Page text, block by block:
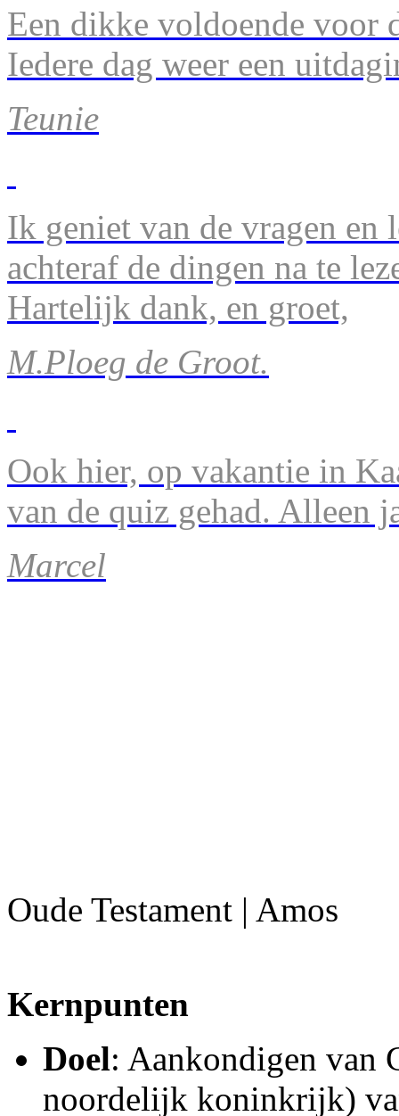
Een dikke voldoende voor
Iedere dag weer een
Teunie
Ik geniet van de vragen en
achteraf de dingen na te
Hartelijk dank, en groet,
M.Ploeg de Groot.
Ook hier, op vakantie in
van de quiz gehad. Alleen
Marcel
Oude Testament | Amos
Kernpunten
Doel: Aankondigen van
noordelijk koninkrijk)